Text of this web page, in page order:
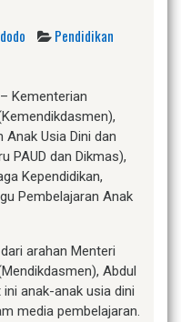
Pendidikan
– Kementerian
Anak Usia Dini dan
PAUD dan Dikmas),
Kependidikan,
Pembelajaran Anak
arahan Menteri
Abdul
anak-anak usia dini
media pembelajaran.